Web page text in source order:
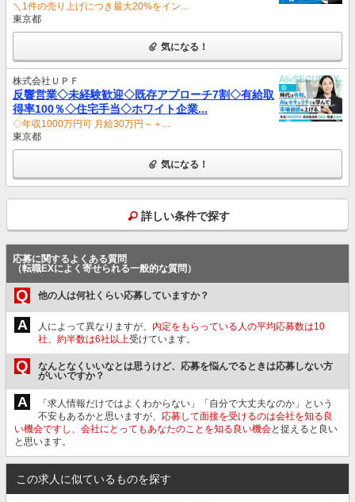
＼1件の売り上げにつき最大20%をイン...
東京都
気になる！
株式会社ＵＰＦ
反響営業◇未経験歓迎◇既存アプローチ7割◇有給取
得率100％◇住宅手当◇ホワイト企業...
◇年収1000万円可 月給30万円～＋...
東京都
気になる！
詳しい条件で探す
応募に関するよくある質問
（転職EXによく寄せられる一般的な質問）
Q 他の人は何社くらい応募していますか？
A 人によって異なりますが、 内定をもらっている人の平均応募数は10
社、約半数は6社以上受けています。
Q
なんとなくいいなとは思うけど、応募を悩んでるときは応募しない方
がいいですか？
A
「求人情報だけではよくわからない」「自分で大丈夫なのか」という
不安もあるかと思いますが、 応募して面接を受けるのは会社を知る良
い機会ですし、会社にとってもあなたのことを知る良い機会と捉えると良い
と思います。
この求人に似ているものを探す